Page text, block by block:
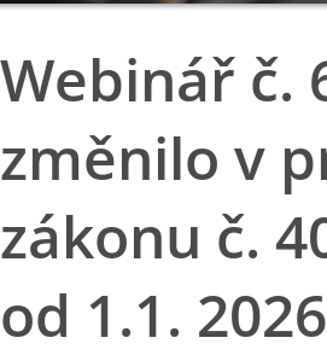
Webinář č.
změnilo v
zákonu č.
od 1.1.